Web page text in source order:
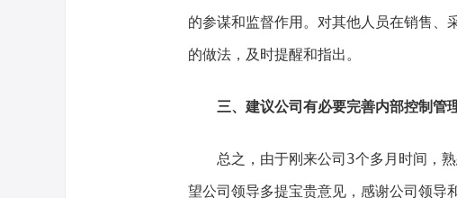
的参谋和监督作用。对其他人员在销售、
的做法，及时提醒和指出。
三、建议公司有必要完善内部控制管
总之，由于刚来公司3个多月时间，熟
望公司领导多提宝贵意见，感谢公司领导